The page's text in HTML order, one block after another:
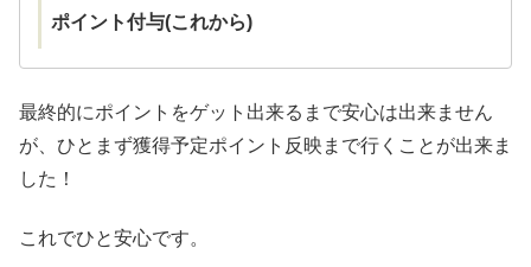
ポイント付与(これから)
最終的にポイントをゲット出来るまで安心は出来ません
が、ひとまず獲得予定ポイント反映まで行くことが出来ま
した！
これでひと安心です。